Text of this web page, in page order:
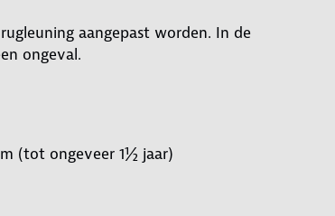
aangepast worden. In de
ongeval.
(tot ongeveer 1½ jaar)